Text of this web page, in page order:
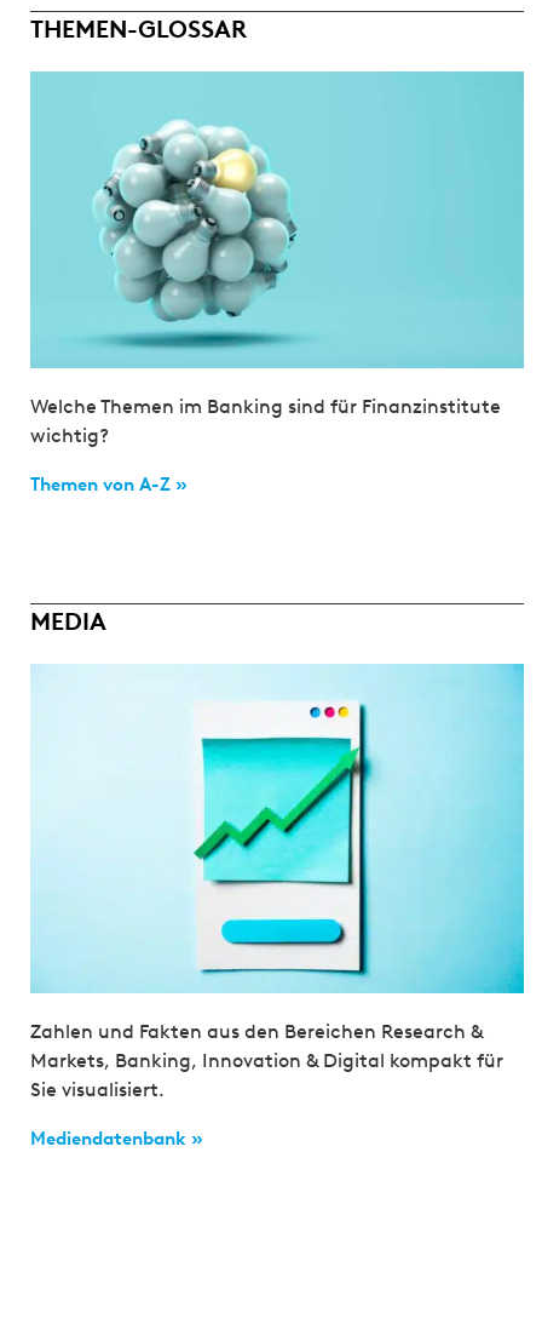
THEMEN-GLOSSAR
Welche Themen im Banking sind für Finanzinstitute
wichtig?
Themen von A-Z »
MEDIA
Zahlen und Fakten aus den Bereichen Research &
Markets, Banking, Innovation & Digital kompakt für
Sie visualisiert.
Mediendatenbank »